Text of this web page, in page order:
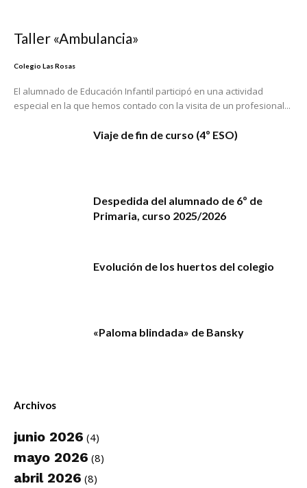
Taller «Ambulancia»
Colegio Las Rosas
El alumnado de Educación Infantil participó en una actividad
especial en la que hemos contado con la visita de un profesional...
Viaje de fin de curso (4º ESO)
Despedida del alumnado de 6º de
Primaria, curso 2025/2026
Evolución de los huertos del colegio
«Paloma blindada» de Bansky
Archivos
junio 2026 (4)
mayo 2026 (8)
abril 2026 (8)